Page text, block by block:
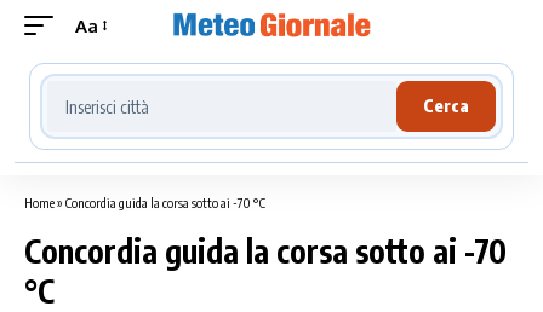
Aa
Cerca località meteo
Cerca
Home» Concordia guida la corsa sotto ai -70 °C
Concordia guida la corsa sotto ai -70
°C